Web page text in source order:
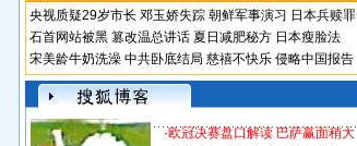
央视质疑29岁市长 邓玉娇失踪 朝鲜军事演习 日本兵赎罪
石首网站被黑 篡改温总讲话 夏日减肥秘方 日本瘦脸法
宋美龄牛奶洗澡 中共卧底结局 慈禧不快乐 侵略中国报告
·欧冠决赛盘口解读 巴萨赢面稍大